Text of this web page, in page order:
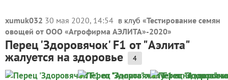
xumuk032 30 мая 2020, 14:54 в клуб «Тестирование семян
овощей от ООО «Агрофирма АЭЛИТА»-2020»
Перец 'Здоровячок' F1 от "Аэлита"
жалуется на здоровье 4